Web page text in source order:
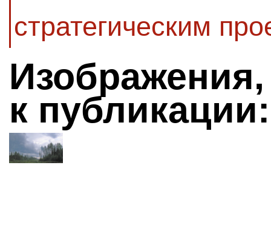
стратегическим
к публикации: